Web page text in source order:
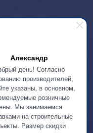
Александр
день! Согласно
производителей,
указаны, в основном,
розничные
Мы занимаемся
на строительные
Размер скидки
чтобы